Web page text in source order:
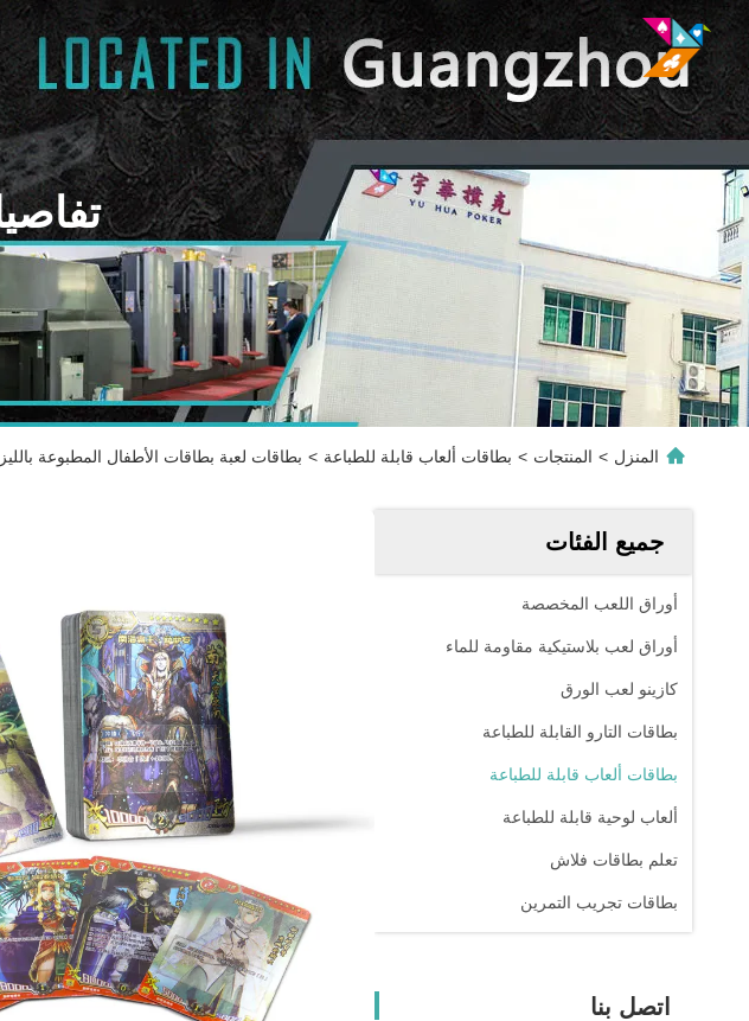
المنزل > المنتجات > بطاقات ألعاب قابلة للطباعة > بطاقات لعبة بطاقات الأطفال المطبوعة
جميع الفئات
أوراق اللعب المخصصة
أوراق لعب بلاستيكية مقاومة للماء
كازينو لعب الورق
بطاقات التارو القابلة للطباعة
بطاقات ألعاب قابلة للطباعة
ألعاب لوحية قابلة للطباعة
تعلم بطاقات فلاش
بطاقات تجريب التمرين
اتصل بنا